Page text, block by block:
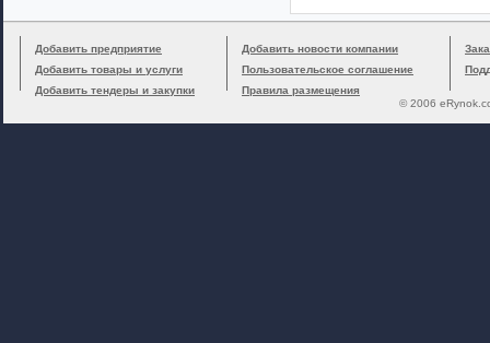
Добавить предприятие
Добавить товары и услуги
Добавить тендеры и закупки
Добавить новости компании
Пользовательское соглашение
Правила размещения
© 2006